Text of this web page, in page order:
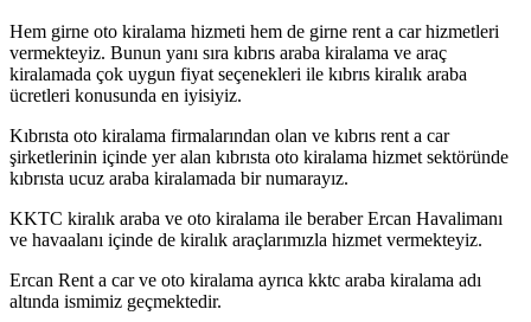
Hem girne oto kiralama hizmeti hem de girne rent a car hizmetleri
vermekteyiz. Bunun yanı sıra kıbrıs araba kiralama ve araç
kiralamada çok uygun fiyat seçenekleri ile kıbrıs kiralık araba
ücretleri konusunda en iyisiyiz.
Kıbrısta oto kiralama firmalarından olan ve kıbrıs rent a car
şirketlerinin içinde yer alan kıbrısta oto kiralama hizmet sektöründe
kıbrısta ucuz araba kiralamada bir numarayız.
KKTC kiralık araba ve oto kiralama ile beraber Ercan Havalimanı
ve havaalanı içinde de kiralık araçlarımızla hizmet vermekteyiz.
Ercan Rent a car ve oto kiralama ayrıca kktc araba kiralama adı
altında ismimiz geçmektedir.